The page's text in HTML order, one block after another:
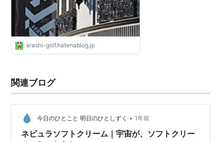
arashi-golf.hatenablog.jp
関連ブログ
今日のひとこと 明日のひとしずく • 1年前
ネビュラソフトクリーム｜宇宙が、ソフトクリー